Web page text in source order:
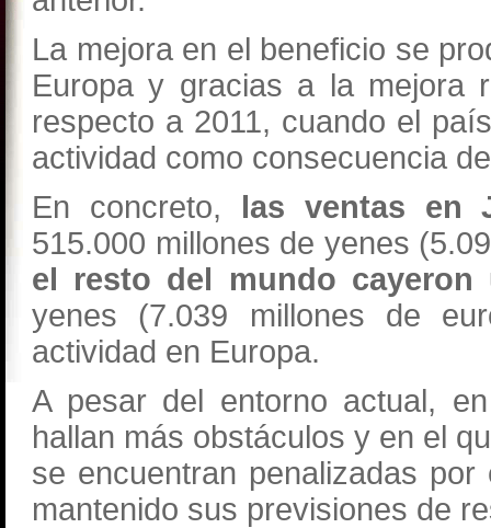
La mejora en el beneficio se
Europa y gracias a la mejora
respecto a 2011, cuando el
actividad como consecuencia
En concreto, las ventas en
515.000 millones de yenes
el resto del mundo
yenes (7.039 millones de
actividad en Europa.
A pesar del entorno actual,
hallan más obstáculos y en el
se encuentran penalizadas
mantenido sus previsiones de